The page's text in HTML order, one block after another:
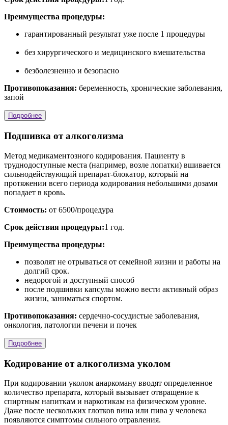
Преимущества процедуры:
гарантированный результат уже после 1 процедуры
без хирургического и медицинского вмешательства
безболезненно и безопасно
Противопоказания: беременность, хронические заболевания,
запой
Подробнее
Подшивка от алкоголизма
Метод медикаментозного кодирования. Пациенту в
труднодоступные места (например, возле лопатки) вшивается
сильнодействующий препарат-блокатор, который на
протяжении всего периода кодирования небольшими дозами
попадает в кровь.
Стоимость: от 6500/процедура
Срок действия процедуры:1 год.
Преимущества процедуры:
позволят не отрываться от семейной жизни и работы на
долгий срок.
недорогой и доступный способ
после подшивки капсулы можно вести активный образ
жизни, заниматься спортом.
Противопоказания: сердечно-сосудистые заболевания,
онкология, патологии печени и почек
Подробнее
Кодирование от алкоголизма уколом
При кодировании уколом анаркоману вводят определенное
количество препарата, который вызывает отвращение к
спиртным напиткам и наркотикам на физическом уровне.
Даже после нескольких глотков вина или пива у человека
появляются симптомы сильного отравления.